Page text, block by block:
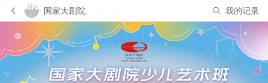
国家大剧院 我的记录